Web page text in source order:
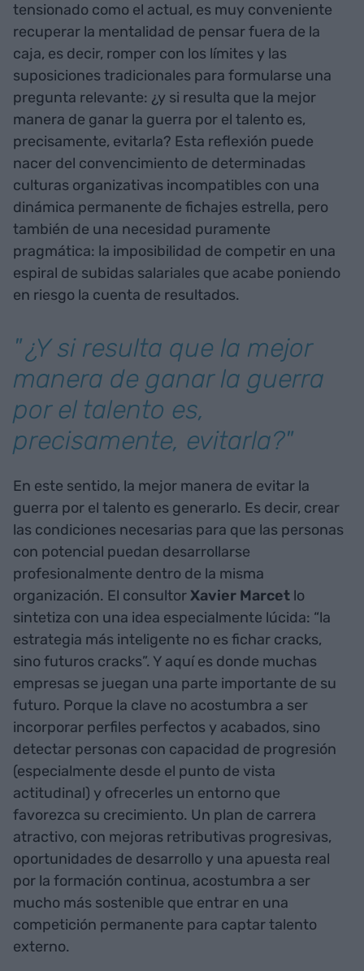
tensionado como el actual, es muy conveniente
recuperar la mentalidad de pensar fuera de la
caja, es decir, romper con los límites y las
suposiciones tradicionales para formularse una
pregunta relevante: ¿y si resulta que la mejor
manera de ganar la guerra por el talento es,
precisamente, evitarla? Esta reflexión puede
nacer del convencimiento de determinadas
culturas organizativas incompatibles con una
dinámica permanente de fichajes estrella, pero
también de una necesidad puramente
pragmática: la imposibilidad de competir en una
espiral de subidas salariales que acabe poniendo
en riesgo la cuenta de resultados.
"¿Y si resulta que la mejor
manera de ganar la guerra
por el talento es,
precisamente, evitarla?"
En este sentido, la mejor manera de evitar la
guerra por el talento es generarlo. Es decir, crear
las condiciones necesarias para que las personas
con potencial puedan desarrollarse
profesionalmente dentro de la misma
organización. El consultorXavier Marcet lo
sintetiza con una idea especialmente lúcida: “la
estrategia más inteligente no es fichar cracks,
sino futuros cracks”. Y aquí es donde muchas
empresas se juegan una parte importante de su
futuro. Porque la clave no acostumbra a ser
incorporar perfiles perfectos y acabados, sino
detectar personas con capacidad de progresión
(especialmente desde el punto de vista
actitudinal) y ofrecerles un entorno que
favorezca su crecimiento. Un plan de carrera
atractivo, con mejoras retributivas progresivas,
oportunidades de desarrollo y una apuesta real
por la formación continua, acostumbra a ser
mucho más sostenible que entrar en una
competición permanente para captar talento
externo.